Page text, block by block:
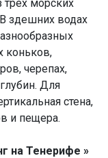
трёх морских
здешних водах
коньков,
черепах,
Для
стена,
и пещера.
на Тенерифе »